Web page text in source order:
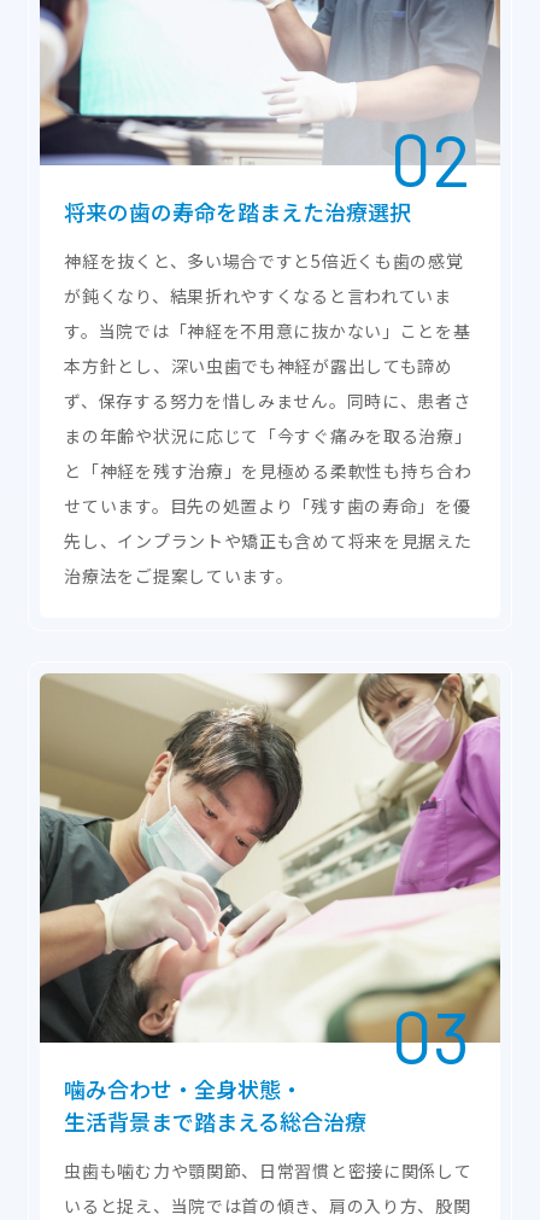
将来の歯の寿命を踏まえた治療選択
神経を抜くと、多い場合ですと5倍近くも歯の感覚
が鈍くなり、結果折れやすくなると言われていま
す。当院では「神経を不用意に抜かない」ことを基
本方針とし、深い虫歯でも神経が露出しても諦め
ず、保存する努力を惜しみません。同時に、患者さ
まの年齢や状況に応じて「今すぐ痛みを取る治療」
と「神経を残す治療」を見極める柔軟性も持ち合わ
せています。目先の処置より「残す歯の寿命」を優
先し、インプラントや矯正も含めて将来を見据えた
治療法をご提案しています。
噛み合わせ・全身状態・
生活背景まで踏まえる総合治療
虫歯も噛む力や顎関節、日常習慣と密接に関係して
いると捉え、当院では首の傾き、肩の入り方、股関